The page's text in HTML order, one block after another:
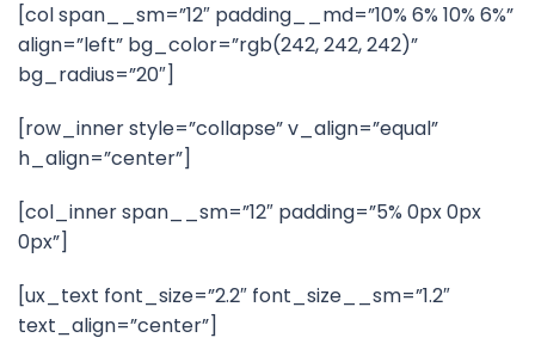
[col span__sm=”12″ padding__md=”10% 6% 10% 6%”
align=”left” bg_color=”rgb(242, 242, 242)”
bg_radius=”20″]
[row_inner style=”collapse” v_align=”equal”
h_align=”center”]
[col_inner span__sm=”12″ padding=”5% 0px 0px
0px”]
[ux_text font_size=”2.2″ font_size__sm=”1.2″
text_align=”center”]